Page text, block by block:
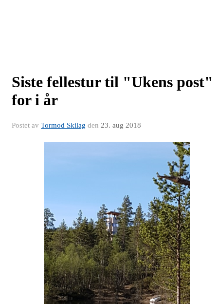
Siste fellestur til "Ukens post"
for i år
Postet av Tormod Skilag den 23. aug 2018